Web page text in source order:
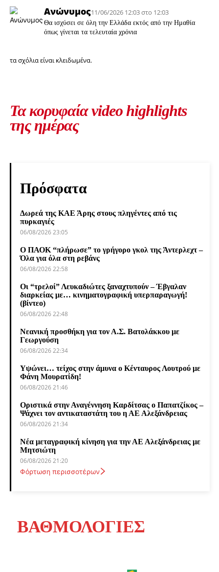
Ανώνυμος11/06/2026 12:03 στο 12:03
Θα ισχύσει σε όλη την Ελλάδα εκτός από την Ημαθία
όπως γίνεται τα τελευταία χρόνια
τα σχόλια είναι κλειδωμένα.
Τα κορυφαία video highlights
της ημέρας
Πρόσφατα
Δωρεά της ΚΑΕ Άρης στους πληγέντες από τις
πυρκαγιές
06/08/2026 23:05
Ο ΠΑΟΚ “πλήρωσε” το γρήγορο γκολ της Άντερλεχτ –
Όλα για όλα στη ρεβάνς
06/08/2026 22:58
Οι “τρελοί” Λευκαδιώτες ξαναχτυπούν – Έβγαλαν
διαρκείας με… κινηματογραφική υπερπαραγωγή!
(βίντεο)
06/08/2026 22:48
Νεανική προσθήκη για τον Α.Σ. Βατολάκκου με
Γεωργούση
06/08/2026 22:34
Υψώνει… τείχος στην άμυνα ο Κένταυρος Λουτρού με
Φάνη Μουρατίδη!
06/08/2026 21:46
Οριστικά στην Αναγέννηση Καρδίτσας ο Παπατζίκος –
Ψάχνει τον αντικαταστάτη του η ΑΕ Αλεξάνδρειας
06/08/2026 21:34
Νέα μεταγραφική κίνηση για την ΑΕ Αλεξάνδρειας με
Μητσιώτη
06/08/2026 21:20
Φόρτωση περισσοτέρων
ΒΑΘΜΟΛΟΓΙΕΣ